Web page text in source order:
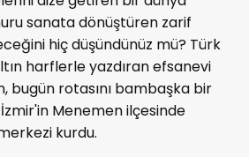
sanata dönüştüren zarif
hiç düşündünüz mü? Türk
harflerle yazdıran efsanevi
bugün rotasını bambaşka bir
Menemen ilçesinde
kurdu.